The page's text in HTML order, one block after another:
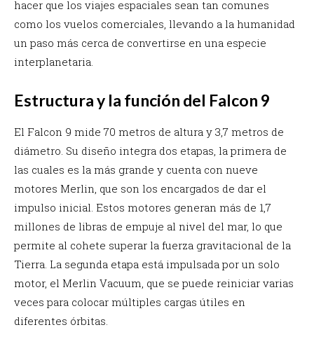
hacer que los viajes espaciales sean tan comunes
como los vuelos comerciales, llevando a la humanidad
un paso más cerca de convertirse en una especie
interplanetaria.
Estructura y la función del Falcon 9
El Falcon 9 mide 70 metros de altura y 3,7 metros de
diámetro. Su diseño integra dos etapas, la primera de
las cuales es la más grande y cuenta con nueve
motores Merlin, que son los encargados de dar el
impulso inicial. Estos motores generan más de 1,7
millones de libras de empuje al nivel del mar, lo que
permite al cohete superar la fuerza gravitacional de la
Tierra. La segunda etapa está impulsada por un solo
motor, el Merlin Vacuum, que se puede reiniciar varias
veces para colocar múltiples cargas útiles en
diferentes órbitas.